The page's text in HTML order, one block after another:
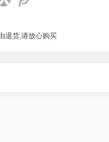
退货,请放心购买